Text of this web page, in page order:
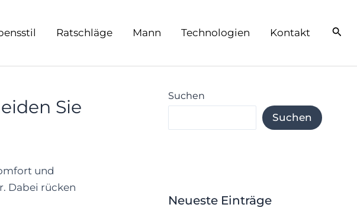
Ratschläge Mann Technologien Kontakt
Sie
und
Dabei rücken
Suchen
Suchen
Neueste Einträge